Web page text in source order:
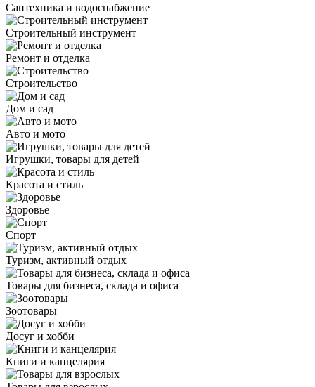
Сантехника и водоснабжение
Строительный инструмент
Ремонт и отделка
Строительство
Дом и сад
Авто и мото
Игрушки, товары для детей
Красота и стиль
Здоровье
Спорт
Туризм, активный отдых
Товары для бизнеса, склада и офиса
Зоотовары
Досуг и хобби
Книги и канцелярия